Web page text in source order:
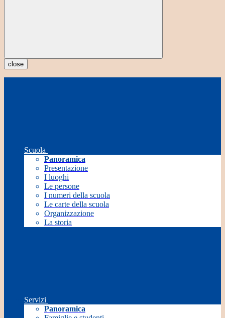
close
Scuola
Panoramica
Presentazione
I luoghi
Le persone
I numeri della scuola
Le carte della scuola
Organizzazione
La storia
Servizi
Panoramica